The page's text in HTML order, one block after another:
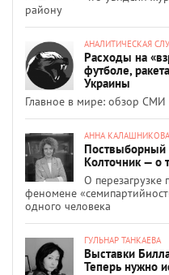
району
АНАЛИТИЧЕСКАЯ
Расходы на
футболе,
Украины
Главное в мире: обзор СМИ
АННА КАЛАШНИКОВА
Поствыборный
Колточник — о
О перезагрузке
феномене
одного человека
ГУЛЬНАР ТАНКАЕВА
Выставки
Теперь нужно